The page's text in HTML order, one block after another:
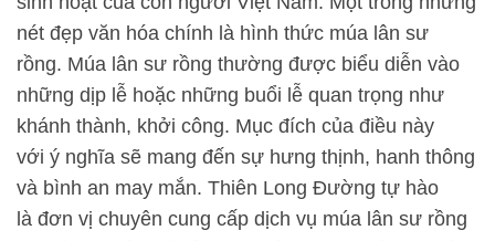
nét đẹp văn hóa chính là hình thức múa lân sư
rồng. Múa lân sư rồng thường được biểu diễn vào
những dịp lễ hoặc những buổi lễ quan trọng như
khánh thành, khởi công. Mục đích của điều này
với ý nghĩa sẽ mang đến sự hưng thịnh, hanh thông
và bình an may mắn. Thiên Long Đường tự hào
là đơn vị chuyên cung cấp dịch vụ múa lân sư rồng